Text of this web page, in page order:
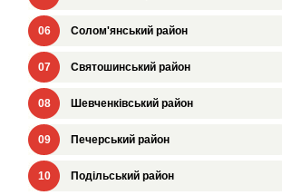
06 Солом'янський район
07 Святошинський район
08 Шевченківський район
09 Печерський район
10 Подільський район